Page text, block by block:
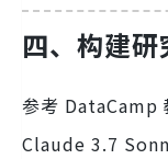
四、构建
参考 DataCamp
Claude 3.7